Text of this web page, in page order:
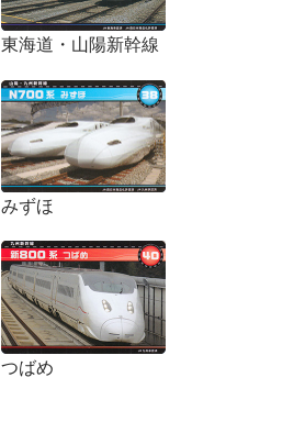
東海道・山陽新幹線
みずほ
つばめ